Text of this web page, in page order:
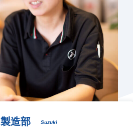
製造部 Suzuki